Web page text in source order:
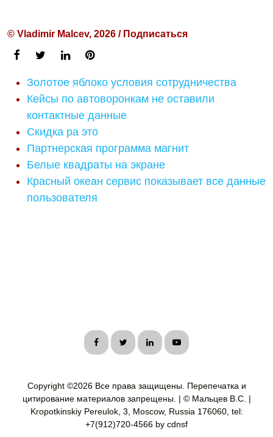
© Vladimir Malcev, 2026 / Подписаться
Золотое яблоко условия сотрудничества
Кейсы по автоворонкам не оставили
контактные данные
Скидка ра это
Партнерская программа магнит
Белые квадраты на экране
Красный океан сервис показывает все данные
пользователя
Copyright ©2026 Все права защищены. Перепечатка и
цитирование материалов запрещены. | © Мальцев В.С. |
Kropotkinskiy Pereulok, 3, Moscow, Russia 176060, tel:
+7(912)720-4566 by cdnsf